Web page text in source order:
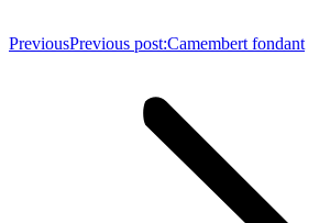
PreviousPrevious post:Camembert fondant